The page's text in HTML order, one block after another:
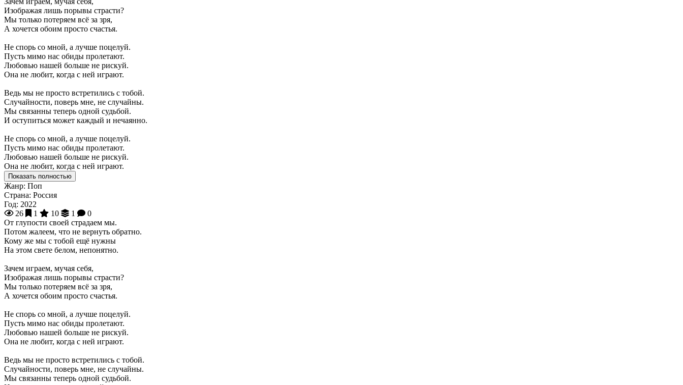
Изображая лишь порывы страсти?
Мы только потеряем всё за зря,
А хочется обоим просто счастья.
Не спорь со мной, а лучше поцелуй.
Пусть мимо нас обиды пролетают.
Любовью нашей больше не рискуй.
Она не любит, когда с ней играют.
Ведь мы не просто встретились с тобой.
Случайности, поверь мне, не случайны.
Мы связанны теперь одной судьбой.
И оступиться может каждый и нечаянно.
Не спорь со мной, а лучше поцелуй.
Пусть мимо нас обиды пролетают.
Любовью нашей больше не рискуй.
Она не любит, когда с ней играют.
Показать полностью
Жанр: Поп
Страна: Россия
Год: 2022
26
1 10 1
0
От глупости своей страдаем мы.
Потом жалеем, что не вернуть обратно.
Кому же мы с тобой ещё нужны
На этом свете белом, непонятно.
Зачем играем, мучая себя,
Изображая лишь порывы страсти?
Мы только потеряем всё за зря,
А хочется обоим просто счастья.
Не спорь со мной, а лучше поцелуй.
Пусть мимо нас обиды пролетают.
Любовью нашей больше не рискуй.
Она не любит, когда с ней играют.
Ведь мы не просто встретились с тобой.
Случайности, поверь мне, не случайны.
Мы связанны теперь одной судьбой.